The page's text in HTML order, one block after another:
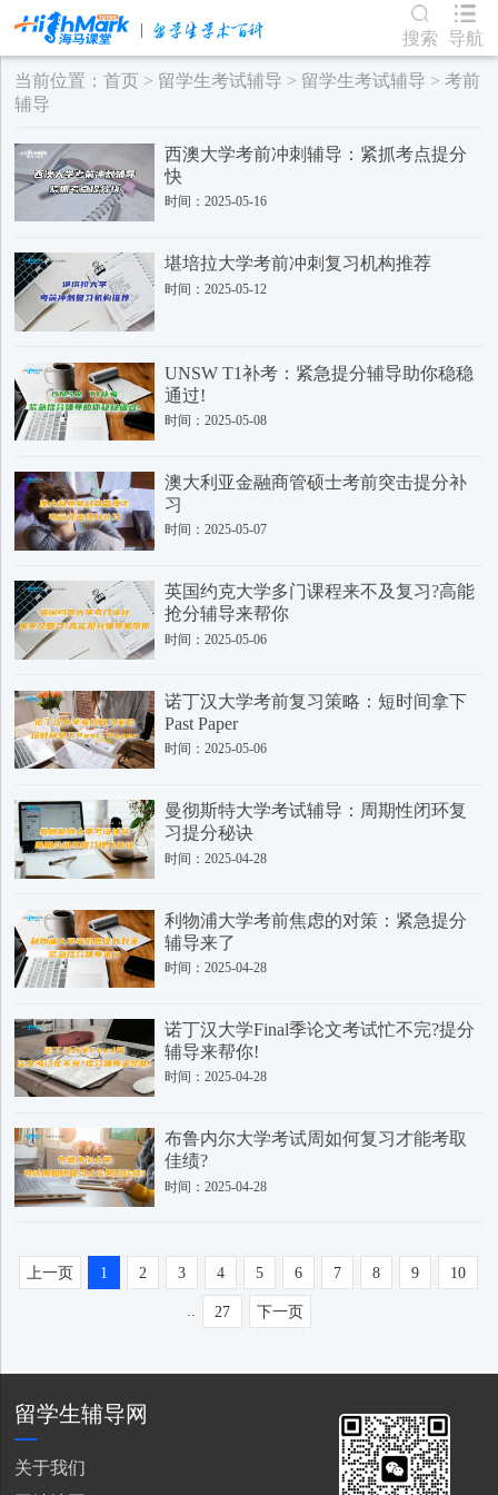
搜索 导航
当前位置：首页 > 留学生考试辅导 > 留学生考试辅导 >考前
辅导
西澳大学考前冲刺辅导：紧抓考点提分
快
时间：2025-05-16
堪培拉大学考前冲刺复习机构推荐
时间：2025-05-12
UNSW T1补考：紧急提分辅导助你稳稳
通过!
时间：2025-05-08
澳大利亚金融商管硕士考前突击提分补
习
时间：2025-05-07
英国约克大学多门课程来不及复习?高能
抢分辅导来帮你
时间：2025-05-06
诺丁汉大学考前复习策略：短时间拿下
Past Paper
时间：2025-05-06
曼彻斯特大学考试辅导：周期性闭环复
习提分秘诀
时间：2025-04-28
利物浦大学考前焦虑的对策：紧急提分
辅导来了
时间：2025-04-28
诺丁汉大学Final季论文考试忙不完?提分
辅导来帮你!
时间：2025-04-28
布鲁内尔大学考试周如何复习才能考取
佳绩?
时间：2025-04-28
上一页 1 2 3 4 5 6 7 8 9 10
.. 27 下一页
留学生辅导网
关于我们